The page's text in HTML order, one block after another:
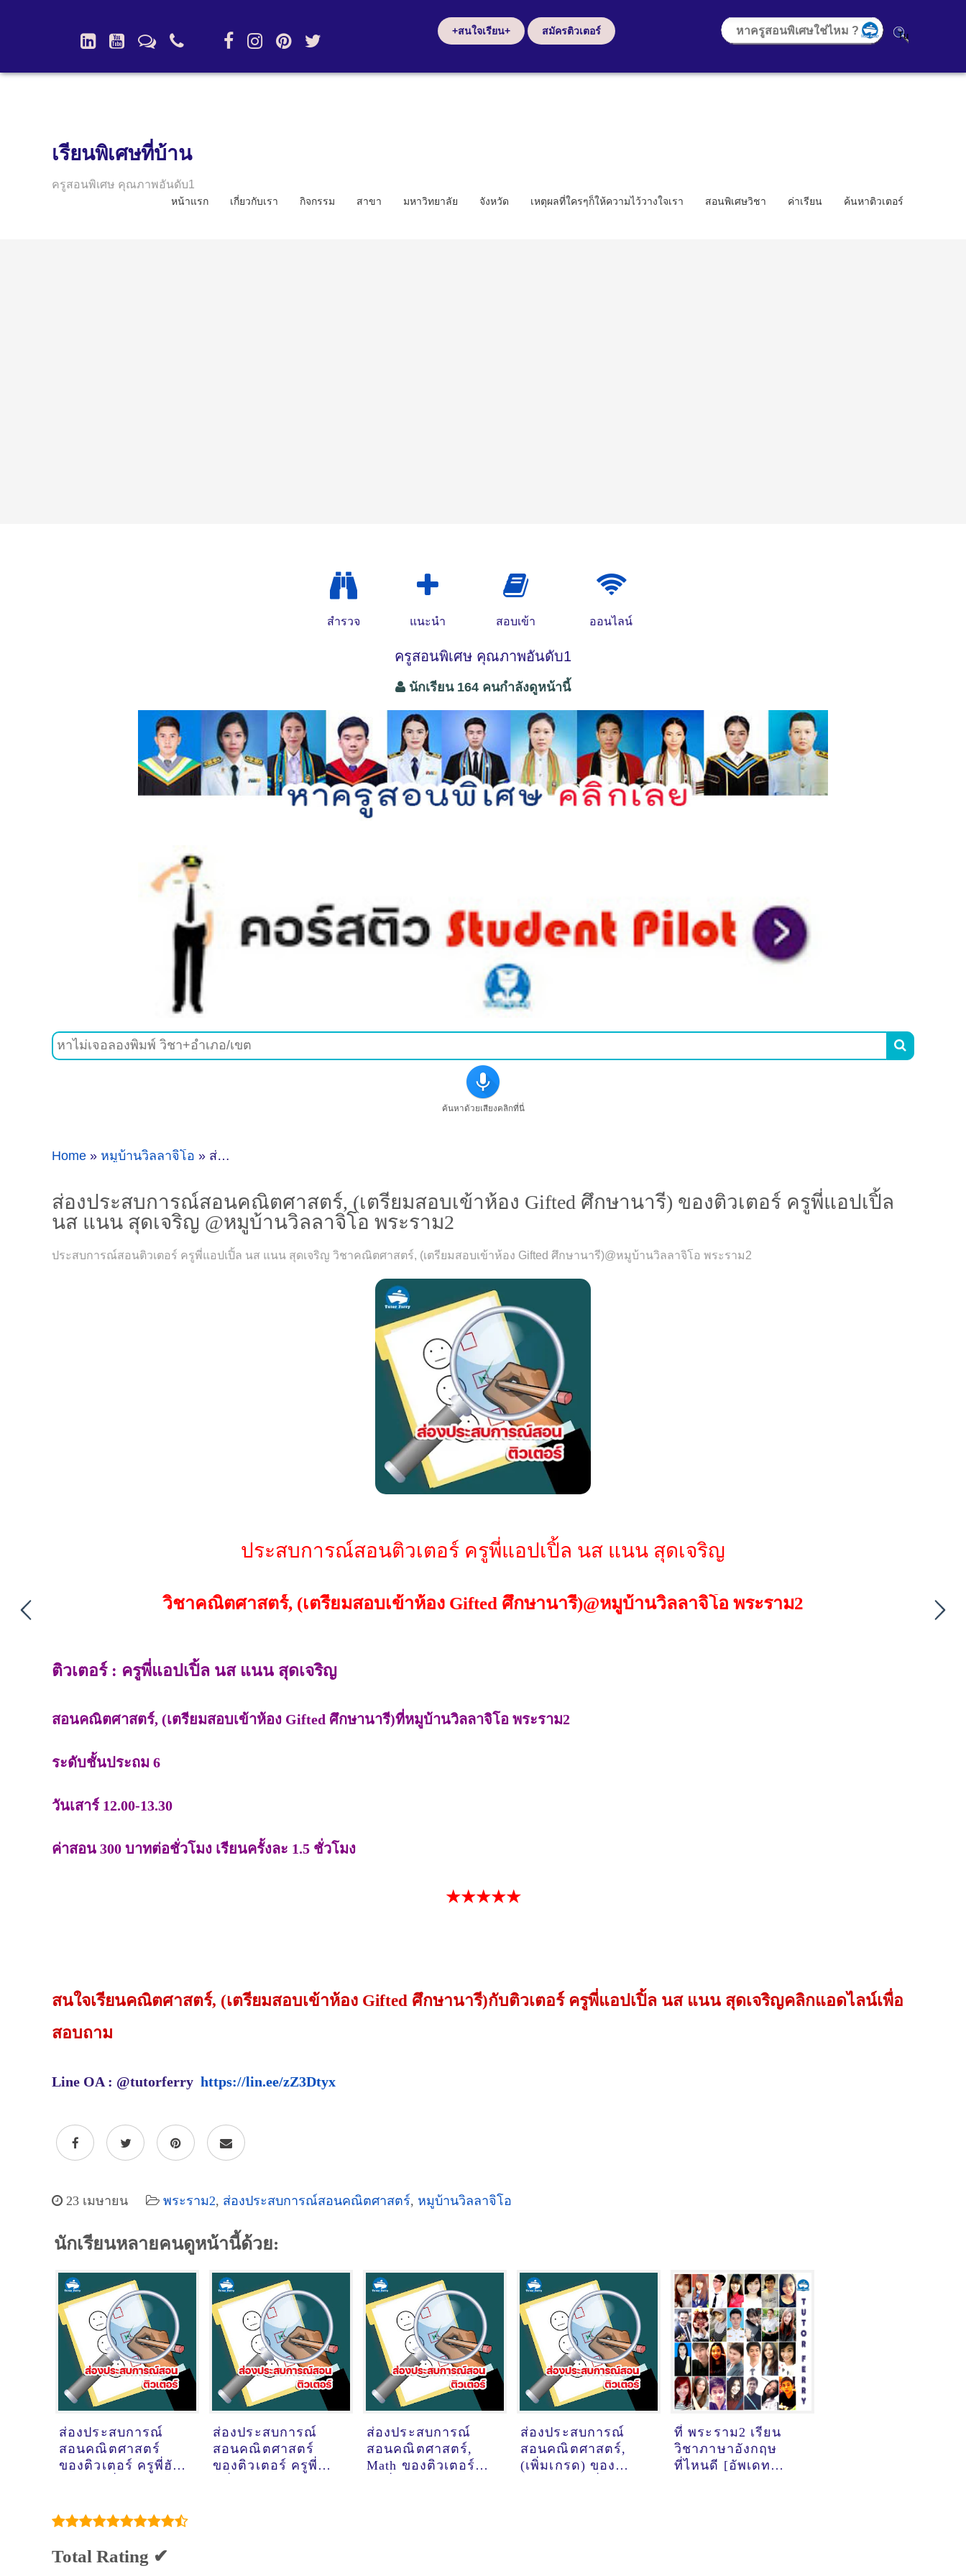
+สนใจเรียน+ สมัครติวเตอร์
เรียนพิเศษที่บ้าน
ครูสอนพิเศษ คุณภาพอันดับ1
หน้าแรก เกี่ยวกับเรา กิจกรรม สาขา มหาวิทยาลัย จังหวัด เหตุผลที่ใครๆก็ให้ความไว้วางใจเรา สอนพิเศษวิชา ค่าเรียน ค้นหาติวเตอร์
สำรวจ แนะนำ สอบเข้า ออนไลน์
ครูสอนพิเศษ คุณภาพอันดับ1
นักเรียน 164 คนกำลังดูหน้านี้

ค้นหาด้วยเสียงคลิกที่นี่
Home » หมูบ้านวิลลาจิโอ » ส่องประสบการณ์สอนคณิตศาสตร์, (เตรียมสอบเข้าห้อง Gifted ศึกษานารี) ของติวเตอร์ ครูพี่แอปเปิ้ล นส แนน สุดเจริญ @หมูบ้านวิลลาจิโอ พระราม2
ส่องประสบการณ์สอนคณิตศาสตร์, (เตรียมสอบเข้าห้อง Gifted ศึกษานารี) ของติวเตอร์ ครูพี่แอปเปิ้ล
นส แนน สุดเจริญ @หมูบ้านวิลลาจิโอ พระราม2
ประสบการณ์สอนติวเตอร์ ครูพี่แอปเปิ้ล นส แนน สุดเจริญ วิชาคณิตศาสตร์, (เตรียมสอบเข้าห้อง Gifted ศึกษานารี)@หมูบ้านวิลลาจิโอ พระราม2
ประสบการณ์สอนติวเตอร์ ครูพี่แอปเปิ้ล นส แนน สุดเจริญ
วิชาคณิตศาสตร์, (เตรียมสอบเข้าห้อง Gifted ศึกษานารี)@หมูบ้านวิลลาจิโอ พระราม2
ติวเตอร์ : ครูพี่แอปเปิ้ล นส แนน สุดเจริญ
สอนคณิตศาสตร์, (เตรียมสอบเข้าห้อง Gifted ศึกษานารี)ที่หมูบ้านวิลลาจิโอ พระราม2
ระดับชั้นประถม 6
วันเสาร์ 12.00-13.30
ค่าสอน 300 บาทต่อชั่วโมง เรียนครั้งละ 1.5 ชั่วโมง
★★★★★
สนใจเรียนคณิตศาสตร์, (เตรียมสอบเข้าห้อง Gifted ศึกษานารี)กับติวเตอร์ ครูพี่แอปเปิ้ล นส แนน สุดเจริญคลิกแอดไลน์เพื่อ
สอบถาม
Line OA : @tutorferry https://lin.ee/zZ3Dtyx
23 เมษายน พระราม2, ส่องประสบการณ์สอนคณิตศาสตร์, หมูบ้านวิลลาจิโอ
นักเรียนหลายคนดูหน้านี้ด้วย:
ส่องประสบการณ์
สอนคณิตศาสตร์
ของติวเตอร์ ครูพี่ฮัซ
แจ้งวัฒนะประชาชื่น
ตำบลบ้านใหม่
อำเภอปากเกร็ด
จังหวัดนนทบุรี
ส่องประสบการณ์
สอนคณิตศาสตร์
ของติวเตอร์ ครูพี่
ส่องประสบการณ์
สอนคณิตศาสตร์,
Math ของติวเตอร์
ส่องประสบการณ์
สอนคณิตศาสตร์,
(เพิ่มเกรด) ของ
ที่ พระราม2 เรียน
วิชาภาษาอังกฤษ
ที่ไหนดี [อัพเดท
Total Rating ✔